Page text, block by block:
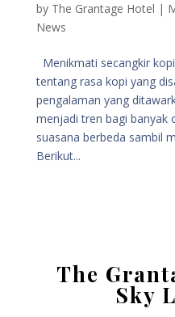
by The Grantage Hotel |
News
Menikmati secangkir
tentang rasa kopi yang
pengalaman yang
menjadi tren bagi banyak
suasana berbeda sambil
Berikut...
The
Sky